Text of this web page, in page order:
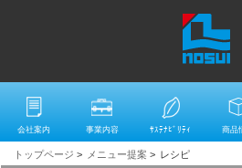
会社案内 事業内容 ｻｽﾃﾅﾋﾞﾘﾃｨ 商品
トップページ > メニュー提案 > レシピ